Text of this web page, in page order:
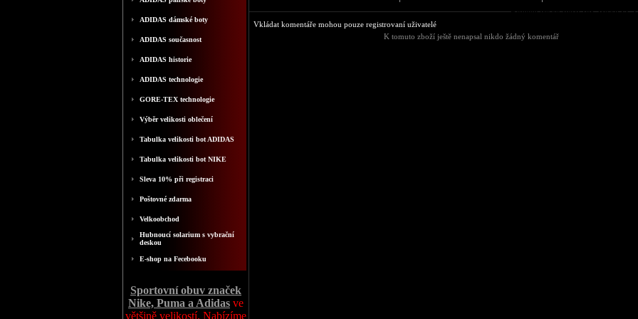
ADIDAS dámské boty
ADIDAS současnost
ADIDAS historie
ADIDAS technologie
GORE-TEX technologie
Výběr velikosti oblečení
Tabulka velikosti bot ADIDAS
Tabulka velikosti bot NIKE
Sleva 10% při registraci
Poštovné zdarma
Velkoobchod
Hubnoucí solarium s vybrační
deskou
E-shop na Fecebooku
Sportovní obuv značek
Nike, Puma a Adidas ve
většině velikostí. Nabízíme
Komentáře ke zboží 10x Tričko FC
Vkládat komentáře mohou pouze registrovaní uživatelé
K tomuto zboží ještě nenapsal nikdo žádný komentář